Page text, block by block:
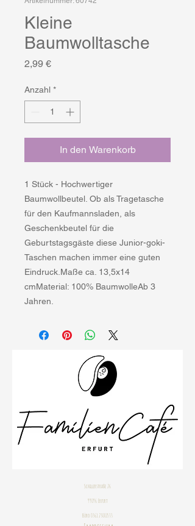
Kleine
Baumwolltasche
2,99 €Preis
Anzahl *
In den Warenkorb
1 Stück - Hochwertiger
Baumwollbeutel. Ob als Tragetasche
für den Kaufmannsladen, als
Geschenkbeutel für die
Geburtstagsgäste diese Junior-goki-
Taschen machen immer eine guten
Eindruck.Maße ca. 13,5x14
cmMaterial: 100% BaumwolleAb 3
Jahren.
Schillerstraße 26
99096 Erfurt
Büro0361 23001533